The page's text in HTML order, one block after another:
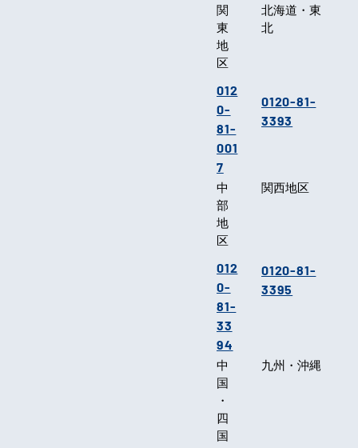
関
東
地
区
012
0-
81-
001
7
北海道・東
北
0120-81-
3393
中
部
地
区
012
0-
81-
33
94
関西地区
0120-81-
3395
中
国
・
四
国
九州・沖縄